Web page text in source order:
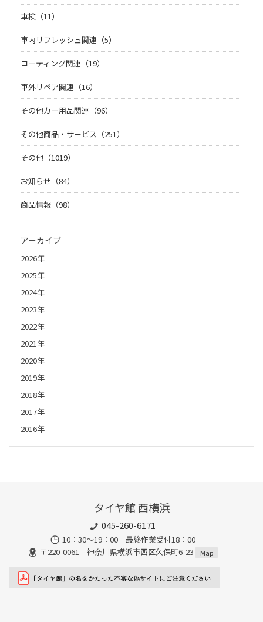
車検（11）
車内リフレッシュ関連（5）
コーティング関連（19）
車外リペア関連（16）
その他カー用品関連（96）
その他商品・サービス（251）
その他（1019）
お知らせ（84）
商品情報（98）
アーカイブ
2026年
2025年
2024年
2023年
2022年
2021年
2020年
2019年
2018年
2017年
2016年
タイヤ館 西横浜
045-260-6171
10：30～19：00 最終作業受付18：00
〒220-0061 神奈川県横浜市西区久保町6-23
Map